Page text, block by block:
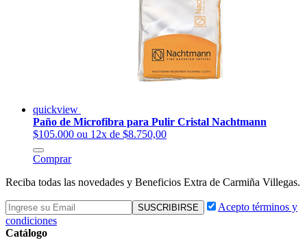
quickview
Paño de Microfibra para Pulir Cristal Nachtmann
$105.000 ou 12x de $8.750,00
Comprar
Reciba todas las novedades y Beneficios Extra de Carmiña Villegas.
Acepto términos y
condiciones
Catálogo